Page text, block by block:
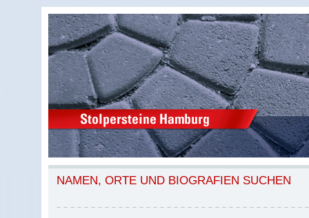
NAMEN, ORTE UND BIOGRAFIEN SUCHEN